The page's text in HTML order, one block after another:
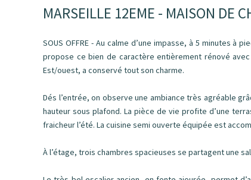
MARSEILLE 12EME - MAISON DE
SOUS OFFRE - Au calme d’une impasse, à 5 minutes à
propose ce bien de caractère entièrement rénové
Est/ouest, a conservé tout son charme.
Dés l’entrée, on observe une ambiance très agréable
hauteur sous plafond. La pièce de vie profite d’une
fraicheur l’été. La cuisine semi ouverte équipée est
À l’étage, trois chambres spacieuses se partagent une